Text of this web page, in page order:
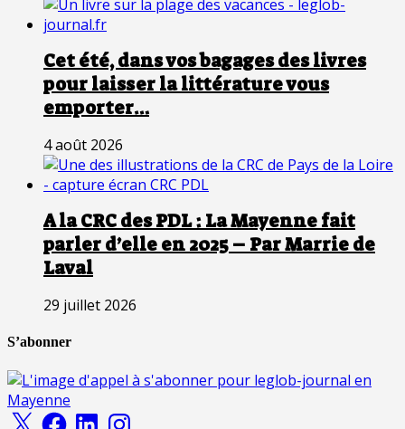
Cet été, dans vos bagages des livres
pour laisser la littérature vous
emporter…
4 août 2026
A la CRC des PDL : La Mayenne fait
parler d’elle en 2025 – Par Marrie de
Laval
29 juillet 2026
S’abonner
X FacebookLinkedInInstagram